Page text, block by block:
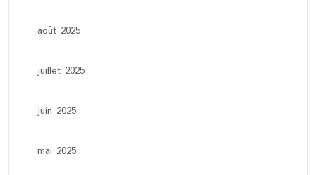
août 2025
juillet 2025
juin 2025
mai 2025